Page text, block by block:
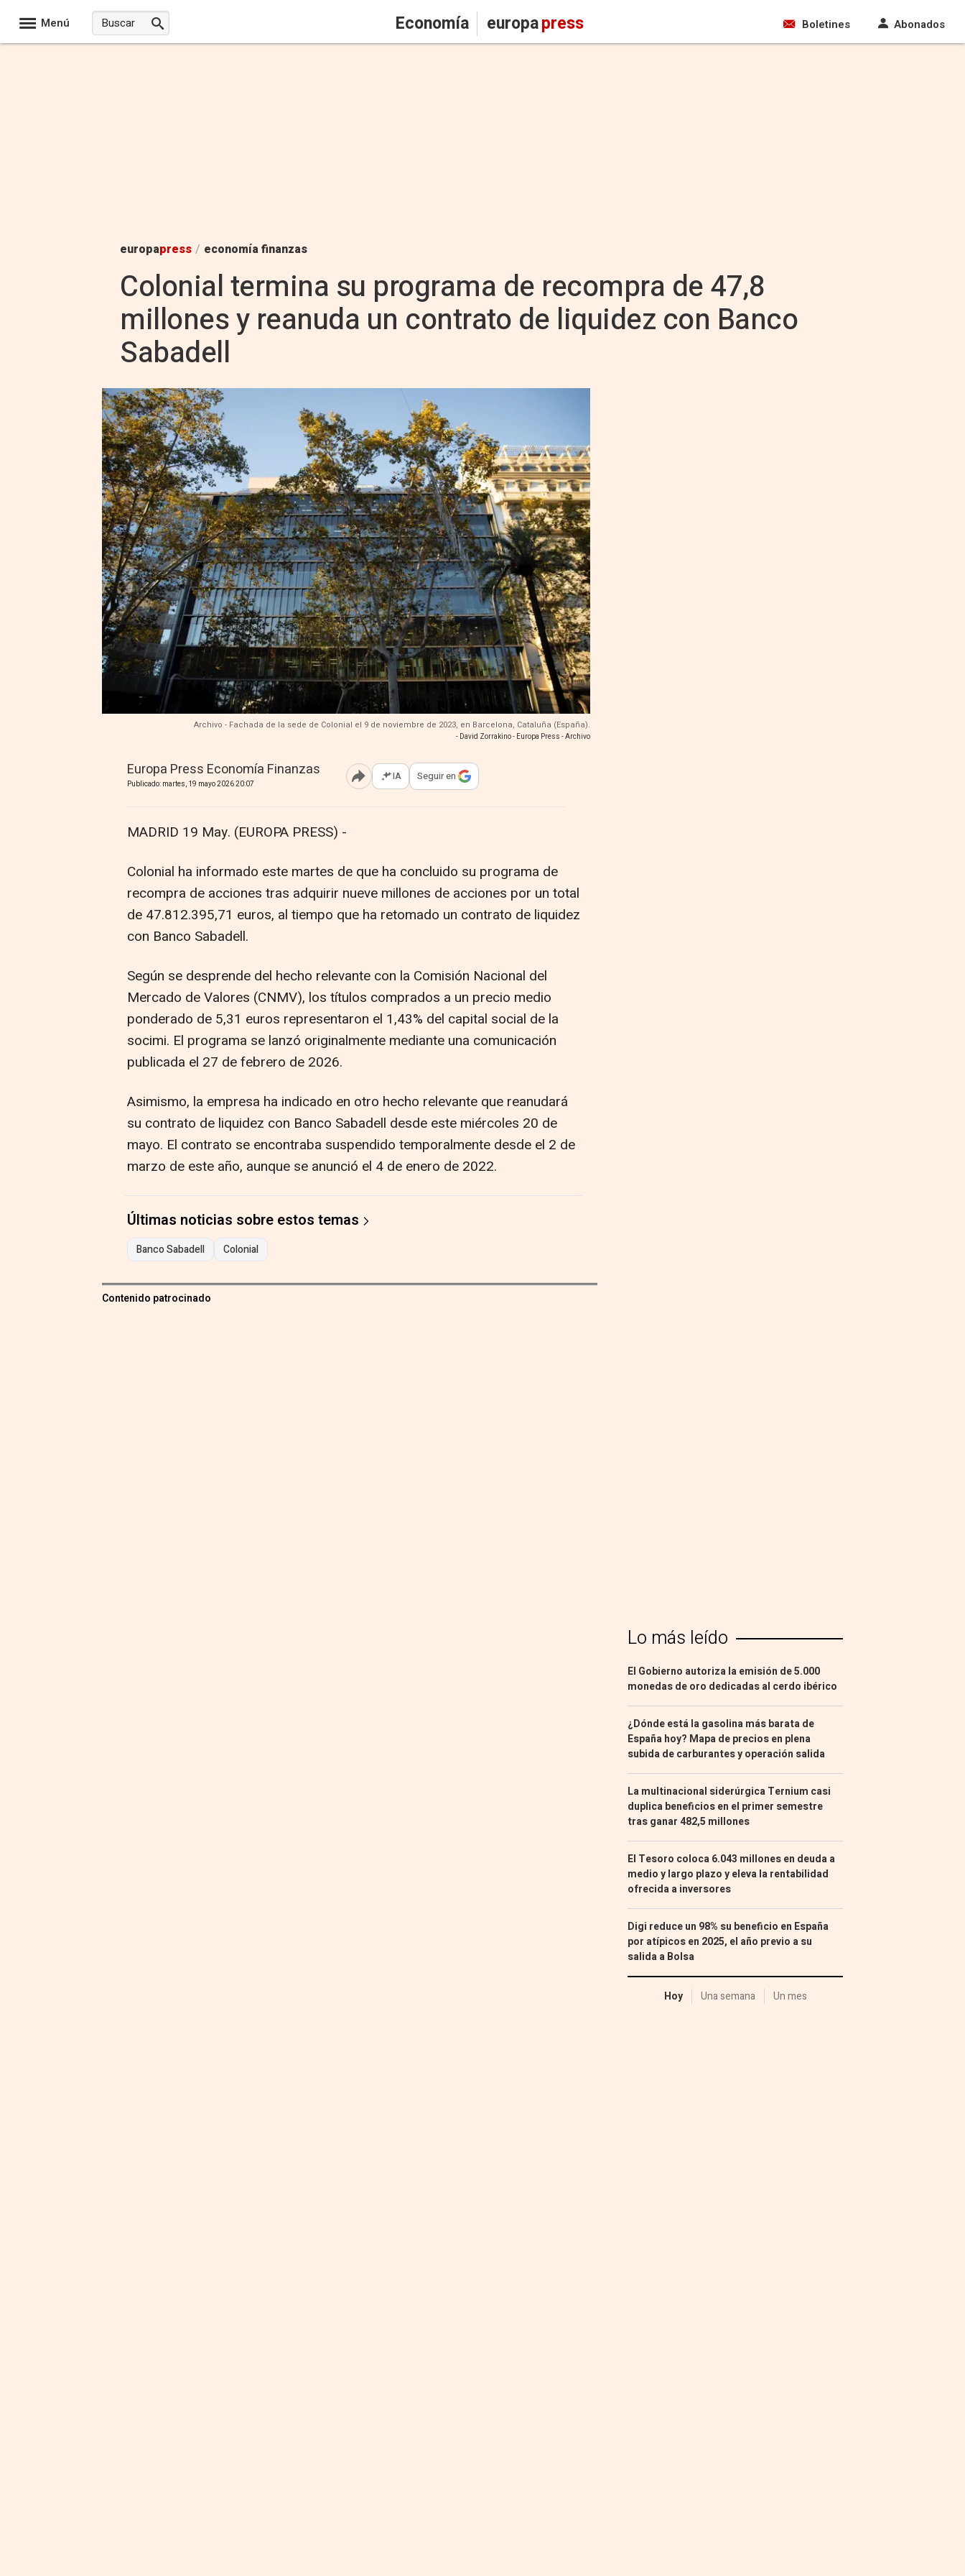
Menú Economía europapress Boletines Abonados
europapress / economía finanzas
Colonial termina su programa de recompra de 47,8
millones y reanuda un contrato de liquidez con Banco
Sabadell
Archivo - Fachada de la sede de Colonial el 9 de noviembre de 2023, en Barcelona, Cataluña (España).
- David Zorrakino - Europa Press - Archivo
Europa Press Economía Finanzas
Publicado: martes, 19 mayo 2026 20:07 Abrir opciones para compartir
IA Seguir en
MADRID 19 May. (EUROPA PRESS) -
Colonial ha informado este martes de que ha concluido su programa de
recompra de acciones tras adquirir nueve millones de acciones por un total
de 47.812.395,71 euros, al tiempo que ha retomado un contrato de liquidez
con Banco Sabadell.
Según se desprende del hecho relevante con la Comisión Nacional del
Mercado de Valores (CNMV), los títulos comprados a un precio medio
ponderado de 5,31 euros representaron el 1,43% del capital social de la
socimi. El programa se lanzó originalmente mediante una comunicación
publicada el 27 de febrero de 2026.
Asimismo, la empresa ha indicado en otro hecho relevante que reanudará
su contrato de liquidez con Banco Sabadell desde este miércoles 20 de
mayo. El contrato se encontraba suspendido temporalmente desde el 2 de
marzo de este año, aunque se anunció el 4 de enero de 2022.
Últimas noticias sobre estos temas
Banco Sabadell Colonial
Contenido patrocinado
Lo más leído
El Gobierno autoriza la emisión de 5.000
monedas de oro dedicadas al cerdo ibérico
¿Dónde está la gasolina más barata de
España hoy? Mapa de precios en plena
subida de carburantes y operación salida
La multinacional siderúrgica Ternium casi
duplica beneficios en el primer semestre
tras ganar 482,5 millones
El Tesoro coloca 6.043 millones en deuda a
medio y largo plazo y eleva la rentabilidad
ofrecida a inversores
Digi reduce un 98% su beneficio en España
por atípicos en 2025, el año previo a su
salida a Bolsa
Hoy Una semana Un mes